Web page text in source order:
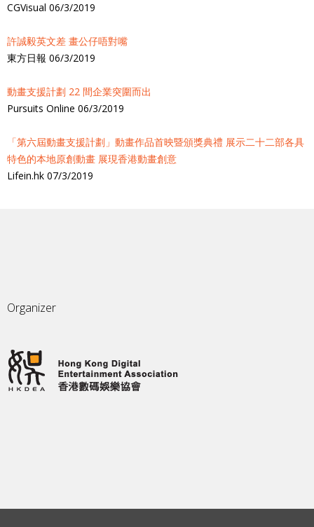
CGVisual 06/3/2019
許誠毅英文差 畫公仔唔對嘴
東方日報 06/3/2019
動畫支援計劃 22 間企業突圍而出
Pursuits Online 06/3/2019
「第六屆動畫支援計劃」動畫作品首映暨頒獎典禮 展示二十二部各具
特色的本地原創動畫 展現香港動畫創意
Lifein.hk 07/3/2019
Organizer